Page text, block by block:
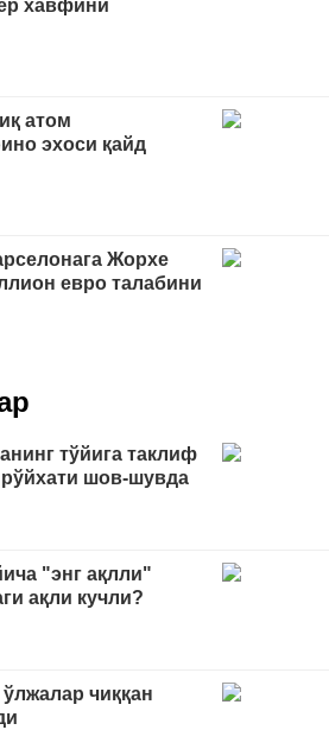
хавфини
атом
эхоси қайд
Жорхе
евро талабини
тўйига таклиф
шов-шувда
"энг ақлли"
ақли кучли?
чиққан